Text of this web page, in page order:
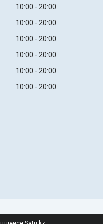
10:00
20:00
10:00
20:00
10:00
20:00
10:00
20:00
10:00
20:00
10:00 20:00